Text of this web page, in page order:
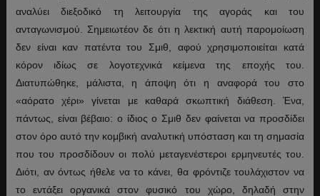
αναλύει διεξοδικό τη λειτουργία της αγοράς και του
ανταγωνισμού. Σημειωτέον δε ότι η λεκτική αυτή παρομοίωση
δεν είναι καν πατέντα του Σμιθ, αφού χρησιμοποιείται κατά
κόρον ιδίως σε λογοτεχνικά κείμενα της εποχής του.
Διατυπώθηκε, μάλιστα, η άποψη ότι η αναφορά του στο
«αόρατο χέρι» γίνεται με καθαρά σκωπτική διάθεση. Ένα,
πάντως, είναι βέβαιο: ο ίδιος ο Σμιθ δεν φαίνεται να προσδίδει
στον όρο αυτό την κομβική αναλυτική υπόσταση και τη σημασία
που του προσδίδουν οι πολύ μεταγενέστεροι ερμηνευτές του.
Διότι, αν όντως ήθελε να το κάνει, θα φρόντιζε τουλάχιστον να
το εντάξει οργανικά στον φυσικό του χώρο, δηλαδή στην